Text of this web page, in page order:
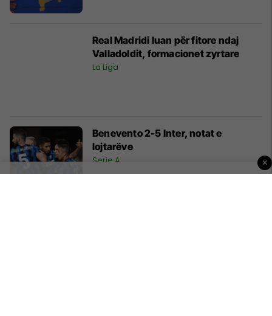
Real Madridi luan për fitore ndaj
Valladoldit, formacionet zyrtare
La Liga
Benevento 2-5 Inter, notat e
lojtarëve
Serie A ×